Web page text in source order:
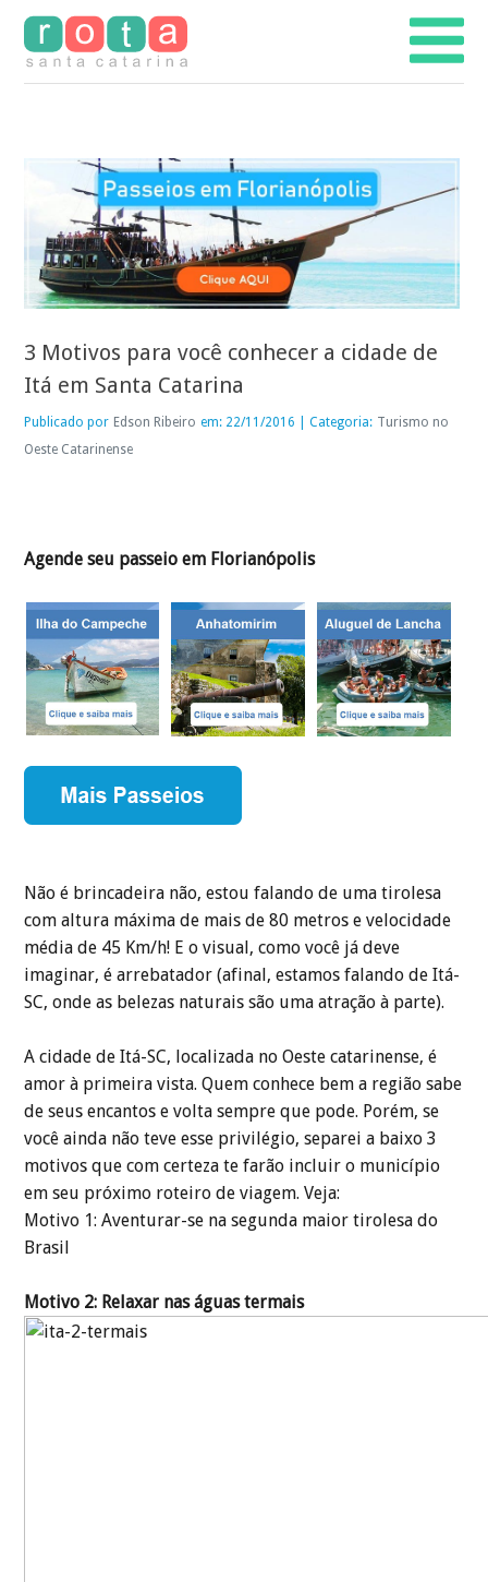
3 Motivos para você conhecer a cidade de
Itá em Santa Catarina
Publicado por Edson Ribeiro em: 22/11/2016 | Categoria: Turismo no
Oeste Catarinense
Agende seu passeio em Florianópolis
Não é brincadeira não, estou falando de uma tirolesa
com altura máxima de mais de 80 metros e velocidade
média de 45 Km/h! E o visual, como você já deve
imaginar, é arrebatador (afinal, estamos falando de Itá-
SC, onde as belezas naturais são uma atração à parte).
A cidade de Itá-SC, localizada no Oeste catarinense, é
amor à primeira vista. Quem conhece bem a região sabe
de seus encantos e volta sempre que pode. Porém, se
você ainda não teve esse privilégio, separei a baixo 3
motivos que com certeza te farão incluir o município
em seu próximo roteiro de viagem. Veja:
Motivo 1: Aventurar-se na segunda maior tirolesa do
Brasil
Motivo 2: Relaxar nas águas termais